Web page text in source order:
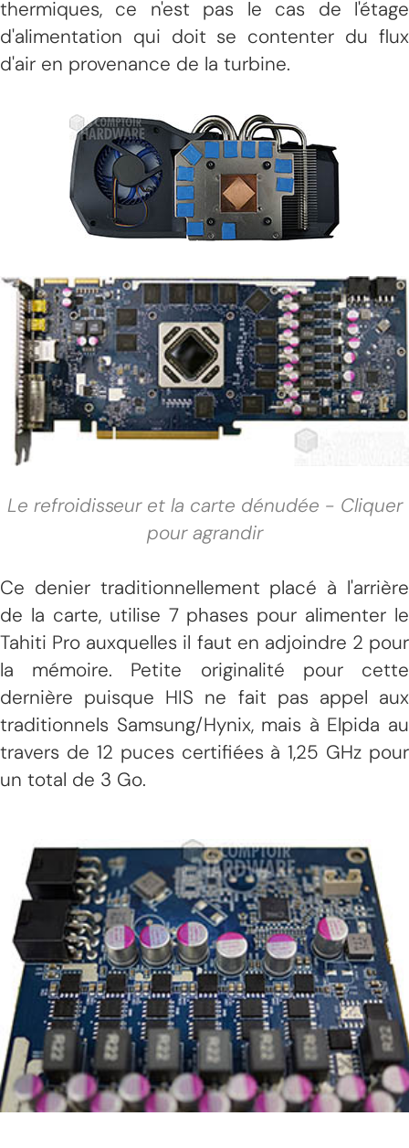
thermiques, ce n'est pas le cas de l'étage
d'alimentation qui doit se contenter du flux
d'air en provenance de la turbine.
Le refroidisseur et la carte dénudée - Cliquer
pour agrandir
Ce denier traditionnellement placé à l'arrière
de la carte, utilise 7 phases pour alimenter le
Tahiti Pro auxquelles il faut en adjoindre 2 pour
la mémoire. Petite originalité pour cette
dernière puisque HIS ne fait pas appel aux
traditionnels Samsung/Hynix, mais à Elpida au
travers de 12 puces certifiées à 1,25 GHz pour
un total de 3 Go.